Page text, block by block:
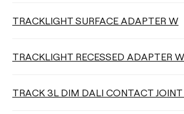
TRACKLIGHT SURFACE ADAPTER W
TRACKLIGHT RECESSED ADAPTER W
TRACK 3L DIM DALI CONTACT JOINT